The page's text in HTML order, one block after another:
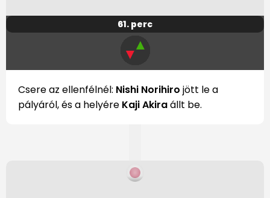
61. perc
▼▲
Csere az ellenfélnél: Nishi Norihiro jött le a
pályáról, és a helyére Kaji Akiraállt be.